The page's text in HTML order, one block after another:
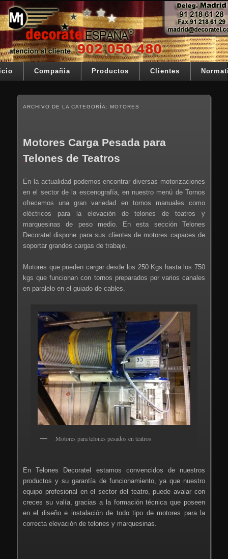
Ir al contenido principal
Ir al contenido secundario
Decoratel España
Su telon de teatro es nuestra razón de ser
Menú principalCompañia Productos Clientes
ARCHIVO DE LA CATEGORÍA: MOTORES
Motores Carga Pesada para
Telones de Teatros
.
En la actualidad podemos encontrar diversas motorizaciones
en el sector de la escenografía, en nuestro menú de Tornos
ofrecemos una gran variedad en tornos manuales como
eléctricos para la elevación de telones de teatros y
marquesinas de peso medio. En esta sección Telones
Decoratel dispone para sus clientes de motores capaces de
soportar grandes cargas de trabajo.
Motores que pueden cargar desde los 250 Kgs hasta los 750
kgs que funcionan con tornos preparados por varios canales
en paralelo en el guiado de cables.
Motores para telones pesados en teatros
En Telones Decoratel estamos convencidos de nuestros
productos y su garantía de funcionamiento, ya que nuestro
equipo profesional en el sector del teatro, puede avalar con
creces su valía, gracias a la formación técnica que poseen
en el diseño e instalación de todo tipo de motores para la
correcta elevación de telones y marquesinas.